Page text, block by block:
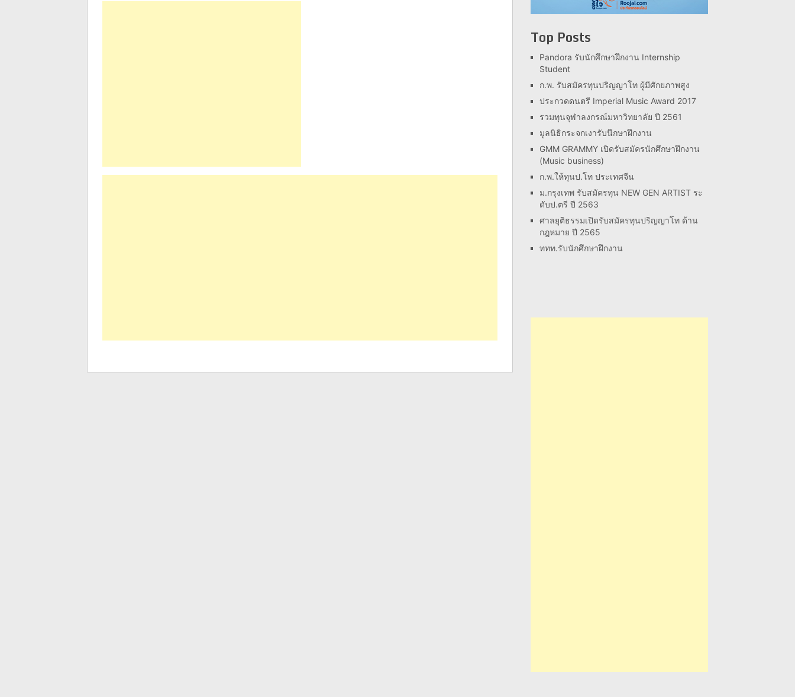
Top Posts
Pandora รับนักศึกษาฝึกงาน Internship
Student
ก.พ. รับสมัครทุนปริญญาโท ผู้มีศักยภาพสูง
ประกวดดนตรี Imperial Music Award 2017
รวมทุนจุฬาลงกรณ์มหาวิทยาลัย ปี 2561
มูลนิธิกระจกเงารับนึกษาฝึกงาน
GMM GRAMMY เปิดรับสมัครนักศึกษาฝึกงาน
(Music business)
ก.พ.ให้ทุนป.โท ประเทศจีน
ม.กรุงเทพ รับสมัครทุน NEW GEN ARTIST ระ
ดับป.ตรี ปี 2563
ศาลยุติธรรมเปิดรับสมัครทุนปริญญาโท ด้าน
กฎหมาย ปี 2565
ททท.รับนักศึกษาฝึกงาน